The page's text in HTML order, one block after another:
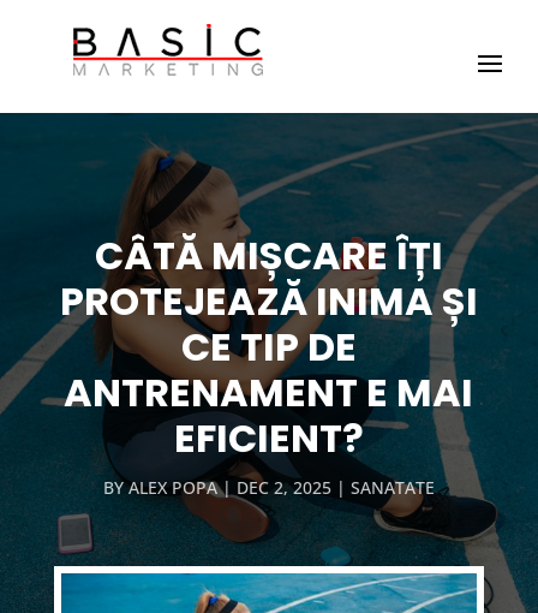
CÂTĂ MIȘCARE ÎȚI
PROTEJEAZĂ INIMA ȘI
CE TIP DE
ANTRENAMENT E MAI
EFICIENT?
BYALEX POPA DEC 2, 2025 SANATATE